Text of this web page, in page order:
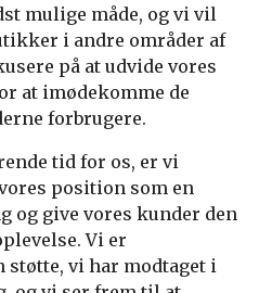
mulige måde, og vi vil
i andre områder af
på at udvide vores
at imødekomme de
forbrugere.
tid for os, er vi
position som en
og give vores kunder den
Vi er
vi har modtaget i